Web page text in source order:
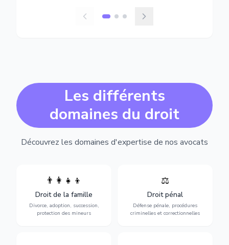
Les différents
domaines du droit
Découvrez les domaines d'expertise de nos avocats
👨‍👩‍👧‍👦
Droit de la famille
Divorce, adoption, succession,
protection des mineurs
Divorce, garde d'enfants,
adoption, succession et
protection des personnes
vulnérables.
⚖️
Droit pénal
Défense pénale, procédures
criminelles et correctionnelles
Expertise en matière pénale,
vue jusqu'au procès, pour
toute affaire correctionnelle
ou criminelle.